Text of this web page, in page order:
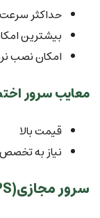
حداکثر سرعت
بیشترین
امکان نصب
معایب سرور
قیمت بالا
نیاز به
سرور مجازی(VPS)